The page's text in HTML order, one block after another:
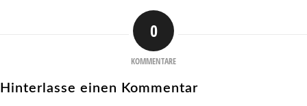
0
KOMMENTARE
Hinterlasse einen Kommentar